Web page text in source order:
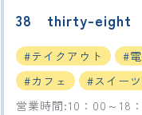
38 thirty-eight
#テイクアウト #
#カフェ
#スイーツ
営業時間:10：00～18